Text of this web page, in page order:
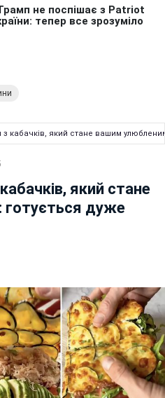
кабачків, який стане вашим
який стане
дуже